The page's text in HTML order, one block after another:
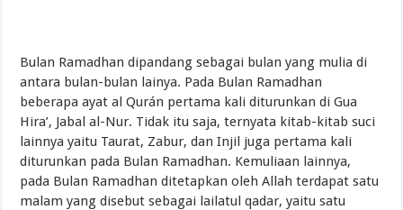
Bulan Ramadhan dipandang sebagai bulan yang mulia di
antara bulan-bulan lainya. Pada Bulan Ramadhan
beberapa ayat al Qurán pertama kali diturunkan di Gua
Hira’, Jabal al-Nur. Tidak itu saja, ternyata kitab-kitab suci
lainnya yaitu Taurat, Zabur, dan Injil juga pertama kali
diturunkan pada Bulan Ramadhan. Kemuliaan lainnya,
pada Bulan Ramadhan ditetapkan oleh Allah terdapat satu
malam yang disebut sebagai lailatul qadar, yaitu satu